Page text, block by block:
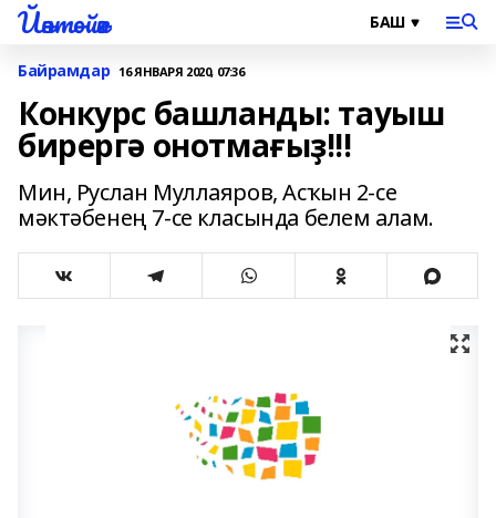
Йәнтөйәк
Байрамдар 16 ЯНВАРЯ 2020, 07:36
Конкурс башланды: тауыш
бирергә онотмағыҙ!!!
Мин, Руслан Муллаяров, Асҡын 2-се
мәктәбенең 7-се класында белем алам.